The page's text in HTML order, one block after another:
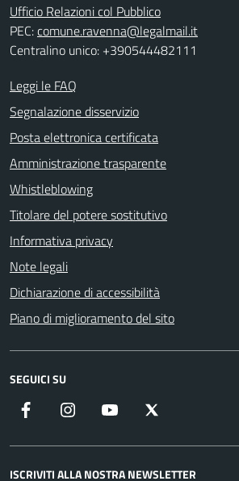
Ufficio Relazioni col Pubblico
PEC:comune.ravenna@legalmail.it
Centralino unico: +390544482111
Leggi le FAQ
Segnalazione disservizio
Posta elettronica certificata
Amministrazione trasparente
Whistleblowing
Titolare del potere sostitutivo
Informativa privacy
Note legali
Dichiarazione di accessibilità
Piano di miglioramento del sito
SEGUICI SU
Facebook Instagram YouTube
ISCRIVITI ALLA NOSTRA NEWSLETTER